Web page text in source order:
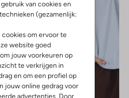
van cookies en
(gezamenlijk:
cookies om ervoor te
website goed
jouw voorkeuren op
te verkrijgen in
en om een profiel op
jouw online gedrag voor
advertenties. Door